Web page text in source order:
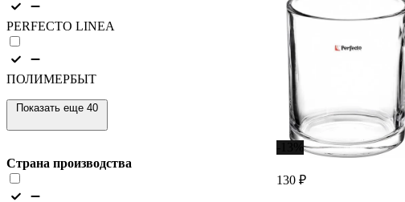
PERFECTO LINEA
ПОЛИМЕРБЫТ
Показать еще 40
Страна производства
130 ₽